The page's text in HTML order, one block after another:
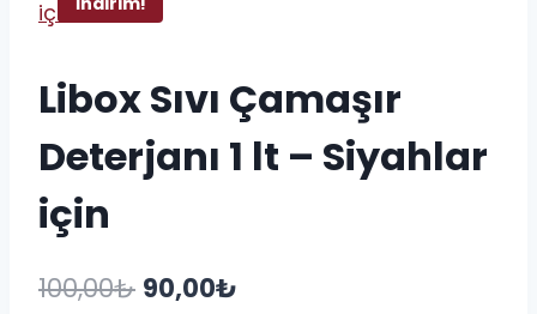
Libox Sıvı Çamaşır
Deterjanı 1 lt – Siyahlar
için
100,00₺ Orijinal
90,00₺